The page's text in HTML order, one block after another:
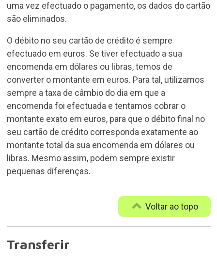
uma vez efectuado o pagamento, os dados do cartão
são eliminados.
O débito no seu cartão de crédito é sempre
efectuado em euros. Se tiver efectuado a sua
encomenda em dólares ou libras, temos de
converter o montante em euros. Para tal, utilizamos
sempre a taxa de câmbio do dia em que a
encomenda foi efectuada e tentamos cobrar o
montante exato em euros, para que o débito final no
seu cartão de crédito corresponda exatamente ao
montante total da sua encomenda em dólares ou
libras. Mesmo assim, podem sempre existir
pequenas diferenças.
Voltar ao topo
Transferir